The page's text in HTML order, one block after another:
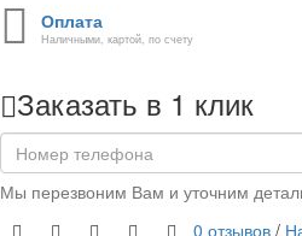
Оплата
Наличными, картой, по счету
Заказать в 1 клик
Мы перезвоним Вам и уточним
0 отзывов /